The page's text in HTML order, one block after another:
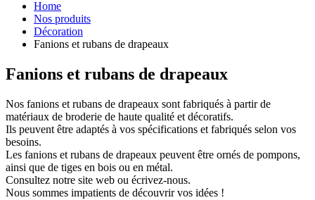
Home
Nos produits
Décoration
Fanions et rubans de drapeaux
Fanions et rubans de drapeaux
Nos fanions et rubans de drapeaux sont fabriqués à partir de
matériaux de broderie de haute qualité et décoratifs.
Ils peuvent être adaptés à vos spécifications et fabriqués selon vos
besoins.
Les fanions et rubans de drapeaux peuvent être ornés de pompons,
ainsi que de tiges en bois ou en métal.
Consultez notre site web ou écrivez-nous.
Nous sommes impatients de découvrir vos idées !